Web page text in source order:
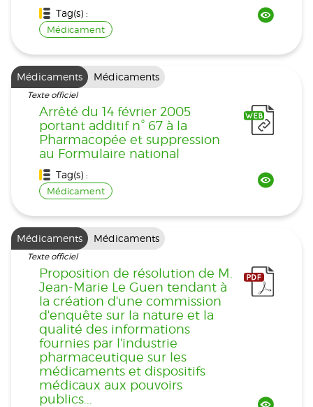
Tag(s) :
Médicament
Médicaments Médicaments
Texte officiel
Arrêté du 14 février 2005
portant additif n° 67 à la
Pharmacopée et suppression
au Formulaire national
Tag(s) :
Médicament
Médicaments Médicaments
Texte officiel
Proposition de résolution de M.
Jean-Marie Le Guen tendant à
la création d'une commission
d'enquête sur la nature et la
qualité des informations
fournies par l'industrie
pharmaceutique sur les
médicaments et dispositifs
médicaux aux pouvoirs
publics...